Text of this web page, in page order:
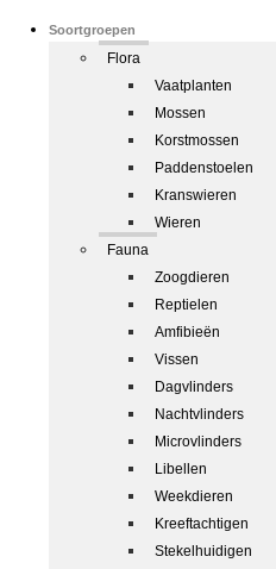
Soortgroepen
Flora
Vaatplanten
Mossen
Korstmossen
Paddenstoelen
Kranswieren
Wieren
Fauna
Zoogdieren
Reptielen
Amfibieën
Vissen
Dagvlinders
Nachtvlinders
Microvlinders
Libellen
Weekdieren
Kreeftachtigen
Stekelhuidigen